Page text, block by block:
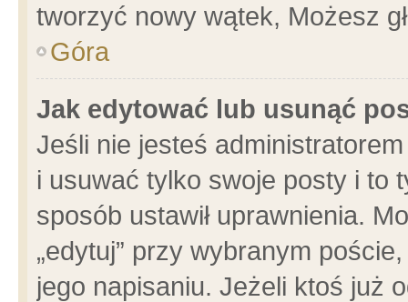
tworzyć nowy wątek, Możesz
Góra
Jak edytować lub usunąć
Jeśli nie jesteś
i usuwać tylko swoje posty i to
sposób ustawił uprawnienia.
„edytuj” przy wybranym
jego napisaniu. Jeżeli ktoś już